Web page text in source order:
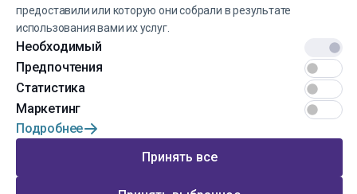
предоставили или которую они собрали в результате
использования вами их услуг.
Необходимый
Предпочтения
Статистика
Маркетинг
Подробнее
Принять все
© 2022 EINŠTEINS AUTOSKOLA. Все права защищены.
Условия эксплуатации
Конфиденциальность